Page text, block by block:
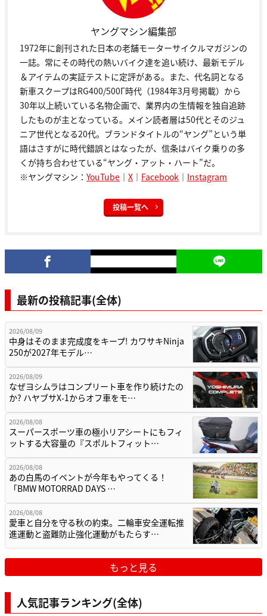
ヤングマシン編集部
1972年に創刊された日本の老舗モーターサイクルマガジンの
一誌。常にその時代の熱いバイク達を追い続け、最新モデル
＆アイテムの実証テストに定評がある。また、代名詞となる
新車スクープはRG400/500Γ時代（1984年3月号掲載）から
30年以上続いている名物企画で、業界内の生情報を独自追跡
したものが主となっている。メイン読者層は50代とそのジュ
ニア世代となる20代。ブランドタイトルの“ヤング”という単
語はさすがに時代錯誤とはなったが、信条はバイク乗りの多
くが持ち合わせている“ヤング・アット・ハート”だ。
※ヤングマシン： YouTube ｜ X ｜ Facebook ｜ Instagram
投稿一覧へ
最新の投稿記事(全体)
2026/08/09
中身はそのまま完成度をキープ! カワサキNinja
250が2027年モデル…
2026/08/09
なぜヨシムラはコンプリート車を作り続けたの
か? ハヤブサX-1からオフ車をモ…
2026/08/08
スーパースポーツ車の極小リアシートにもフィ
ットする大容量の『スポルトフィット…
2026/08/08
あの白馬のイベントが今年もやってくる！
「BMW MOTORRAD DAYS …
2026/08/08
愛車と自分を守る秋の約束。二輪車安全運転推
進運動と盗難防止強化運動がもたらす…
もっと見る
人気記事ランキング(全体)